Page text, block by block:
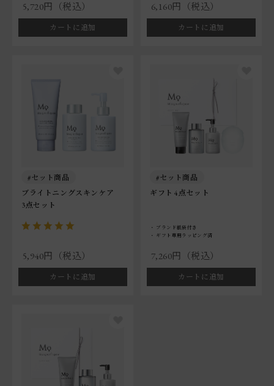
5,720円（税込）
カートに追加
6,160円（税込）
カートに追加
セット商品
ブライトニングスキンケア
3点セット
5,940円（税込）
カートに追加
セット商品
ギフト 4点セット
ブランド紙袋付き
ギフト専用ラッピング済
7,260円（税込）
カートに追加